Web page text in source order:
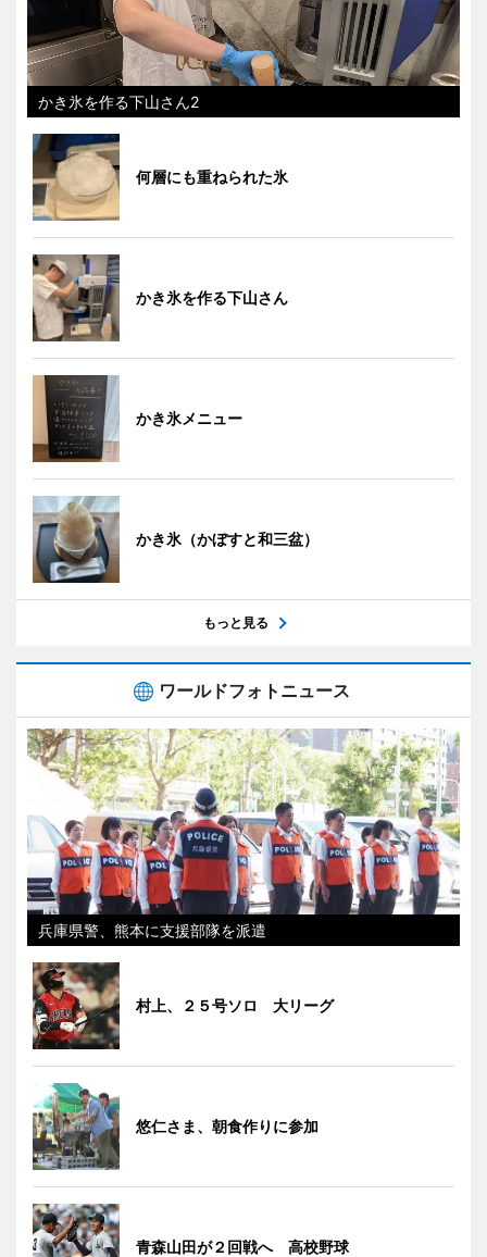
かき氷を作る下山さん2
何層にも重ねられた氷
かき氷を作る下山さん
かき氷メニュー
かき氷（かぼすと和三盆）
もっと見る
ワールドフォトニュース
兵庫県警、熊本に支援部隊を派遣
村上、２５号ソロ 大リーグ
悠仁さま、朝食作りに参加
青森山田が２回戦へ 高校野球